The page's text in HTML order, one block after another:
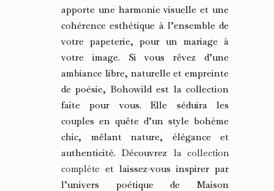
apporte une harmonie visuelle et une
cohérence esthétique à l’ensemble de
votre papeterie, pour un mariage à
votre image. Si vous rêvez d’une
ambiance libre, naturelle et empreinte
de poésie, Bohowild est la collection
faite pour vous. Elle séduira les
couples en quête d’un style bohème
chic, mêlant nature, élégance et
authenticité. Découvrez la collection
complète et laissez-vous inspirer par
l’univers poétique de Maison